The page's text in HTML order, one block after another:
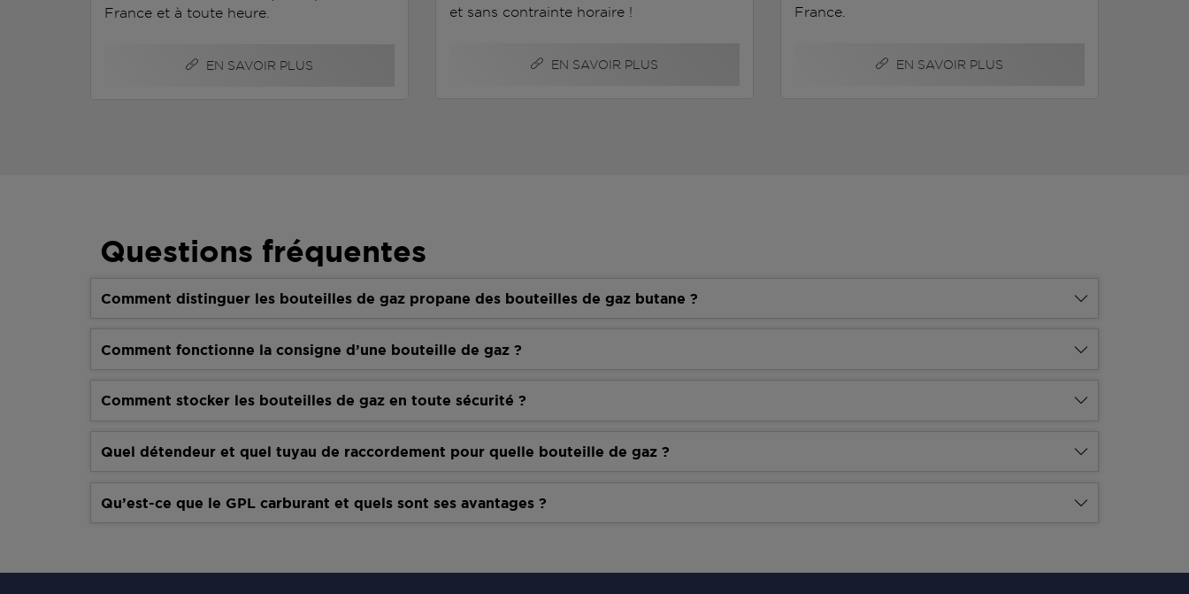
France et à toute heure.
EN SAVOIR PLUS
et sans contrainte horaire !
EN SAVOIR PLUS
France.
EN SAVOIR PLUS
Questions fréquentes
Comment distinguer les bouteilles de gaz propane des bouteilles de gaz butane ?
Comment fonctionne la consigne d’une bouteille de gaz ?
Comment stocker les bouteilles de gaz en toute sécurité ?
Quel détendeur et quel tuyau de raccordement pour quelle bouteille de gaz ?
Qu’est-ce que le GPL carburant et quels sont ses avantages ?